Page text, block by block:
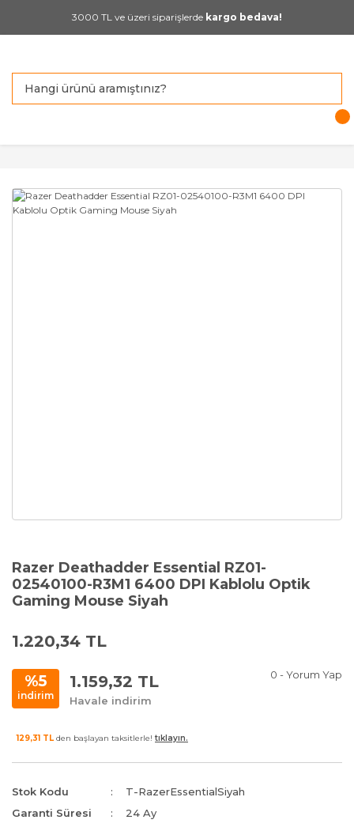
3000 TL ve üzeri siparişlerde kargo bedava!
Razer Deathadder Essential RZ01-
02540100-R3M1 6400 DPI Kablolu Optik
Gaming Mouse Siyah
1.220,34 TL
%5
indirim
1.159,32 TL
Havale indirim
0 - Yorum Yap
129,31 TL den başlayan taksitlerle! tıklayın.
Stok Kodu
T-RazerEssentialSiyah
Garanti Süresi
24 Ay